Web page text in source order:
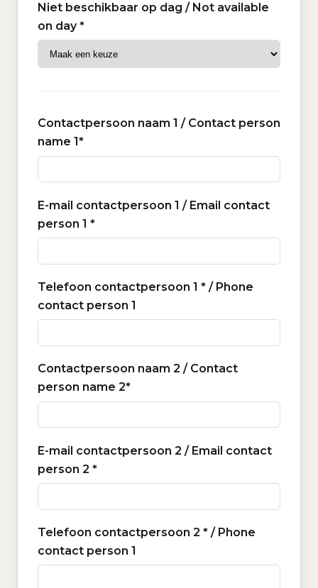
Niet beschikbaar op dag / Not available
on day *
Contactpersoon naam 1 / Contact person
name 1*
E-mail contactpersoon 1 / Email contact
person 1 *
Telefoon contactpersoon 1 * / Phone
contact person 1
Contactpersoon naam 2 / Contact
person name 2*
E-mail contactpersoon 2 / Email contact
person 2 *
Telefoon contactpersoon 2 * / Phone
contact person 1